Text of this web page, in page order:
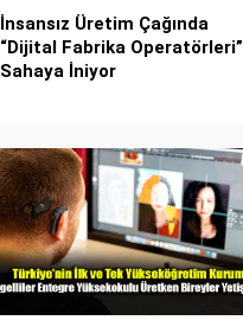
İnsansız Üretim Çağında
“Dijital Fabrika Operatörleri”
Sahaya İniyor